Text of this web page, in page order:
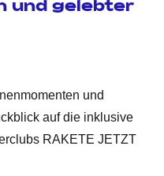
und gelebter
und
auf die inklusive
RAKETE JETZT